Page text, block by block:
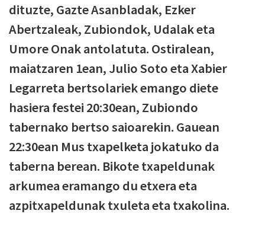
dituzte, Gazte Asanbladak, Ezker
Abertzaleak, Zubiondok, Udalak eta
Umore Onak antolatuta. Ostiralean,
maiatzaren 1ean, Julio Soto eta Xabier
Legarreta bertsolariek emango diete
hasiera festei 20:30ean, Zubiondo
tabernako bertso saioarekin. Gauean
22:30ean Mus txapelketa jokatuko da
taberna berean. Bikote txapeldunak
arkumea eramango du etxera eta
azpitxapeldunak txuleta eta txakolina.